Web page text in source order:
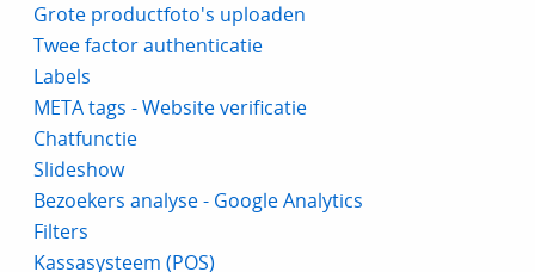
Grote productfoto's uploaden
Twee factor authenticatie
Labels
META tags - Website verificatie
Chatfunctie
Slideshow
Bezoekers analyse - Google Analytics
Filters
Kassasysteem (POS)